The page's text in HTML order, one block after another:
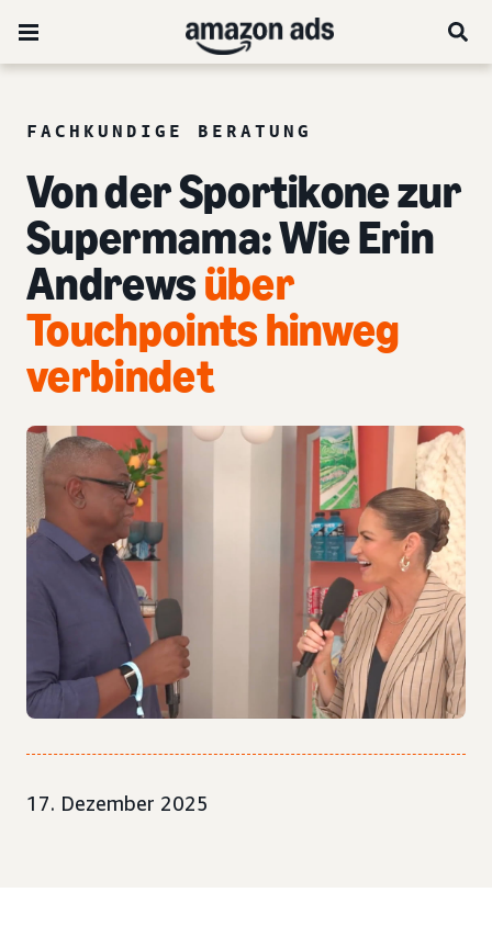
FACHKUNDIGE BERATUNG
Von der Sportikone zur
Supermama: Wie Erin
Andrewsüber
Touchpoints hinweg
verbindet
17. Dezember 2025